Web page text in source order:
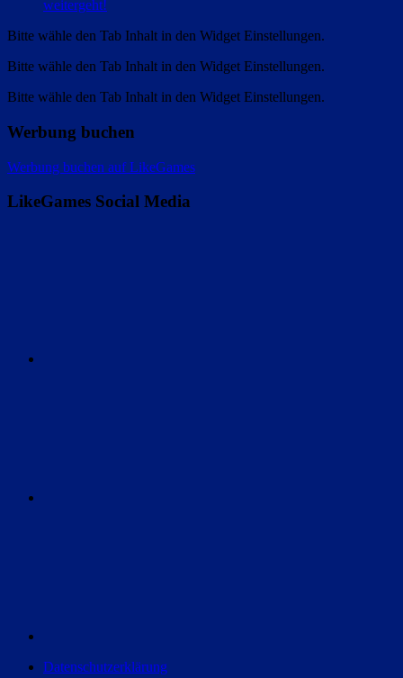
weitergeht!
Bitte wähle den Tab Inhalt in den Widget Einstellungen.
Bitte wähle den Tab Inhalt in den Widget Einstellungen.
Bitte wähle den Tab Inhalt in den Widget Einstellungen.
Werbung buchen
Werbung buchen auf LikeGames
LikeGames Social Media
Datenschutzerklärung